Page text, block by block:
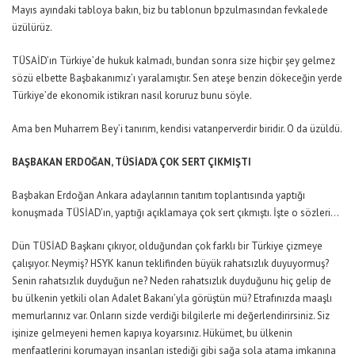
Mayıs ayındaki tabloya bakın, biz bu tablonun bpzulmasından fevkalede
üzülürüz.
TÜSAİD’ın Türkiye’de hukuk kalmadı, bundan sonra size hiçbir şey gelmez
sözü elbette Başbakanımız’ı yaralamıştır. Sen ateşe benzin dökeceğin yerde
Türkiye’de ekonomik istikrarı nasıl koruruz bunu söyle.
Ama ben Muharrem Bey’i tanırım, kendisi vatanperverdir biridir. O da üzüldü.
BAŞBAKAN ERDOĞAN, TÜSİAD’A ÇOK SERT ÇIKMIŞTI
Başbakan Erdoğan Ankara adaylarının tanıtım toplantısında yaptığı
konuşmada TÜSİAD’ın, yaptığı açıklamaya çok sert çıkmıştı. İşte o sözleri…
Dün TÜSİAD Başkanı çıkıyor, olduğundan çok farklı bir Türkiye çizmeye
çalışıyor. Neymiş? HSYK kanun teklifinden büyük rahatsızlık duyuyormuş?
Senin rahatsızlık duyduğun ne? Neden rahatsızlık duyduğunu hiç gelip de
bu ülkenin yetkili olan Adalet Bakanı’yla görüştün mü? Etrafınızda maaşlı
memurlarınız var. Onların sizde verdiği bilgilerle mi değerlendirirsiniz. Siz
işinize gelmeyeni hemen kapıya koyarsınız. Hükümet, bu ülkenin
menfaatlerini korumayan insanları istediği gibi sağa sola atama imkanına